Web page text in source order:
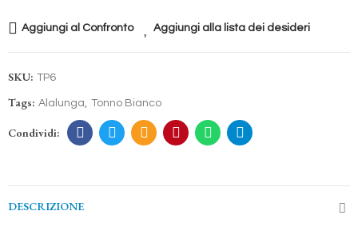
Aggiungi al Confronto Aggiungi alla lista dei desideri
SKU: TP6
Tags: Alalunga Tonno Bianco
DESCRIZIONE